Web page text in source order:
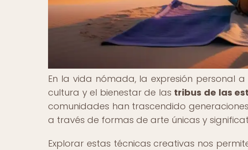
En la vida nómada, la expresión personal
cultura y el bienestar de las tribus de las
comunidades han trascendido
a través de formas de arte únicas y
Explorar estas técnicas creativas nos